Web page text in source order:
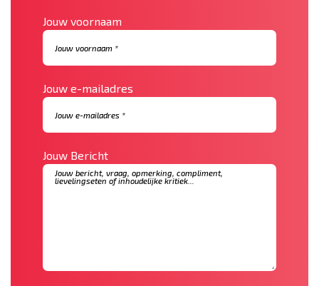
Jouw voornaam
Jouw e-mailadres
Jouw Bericht